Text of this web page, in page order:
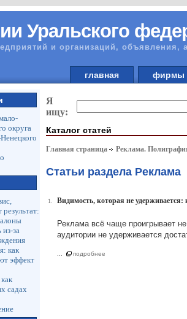
Уральского
и организаций, объявления,
главная
округа
за
как
эффект
садах
Я
ищу:
Каталог статей
Главная страница Реклама.
Статьи раздела Реклама
1. Видимость, которая не удерживается:
Реклама всё чаще проигрывает
аудитории не удерживается
подробнее